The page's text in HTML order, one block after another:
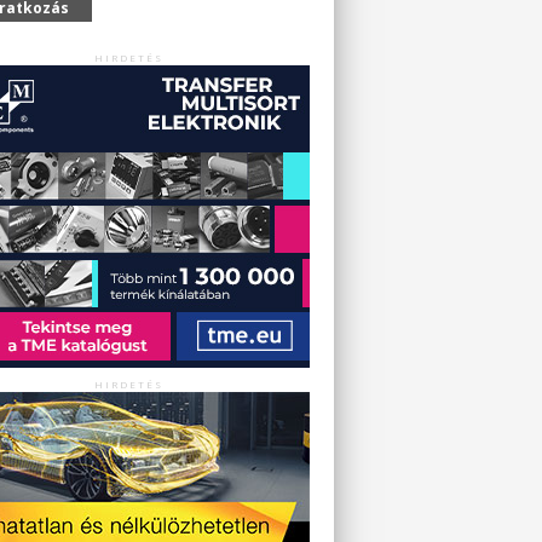
HIRDETÉS
HIRDETÉS